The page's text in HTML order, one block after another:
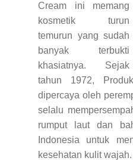
Cream ini memang
kosmetik turun
temurun yang sudah
banyak terbukti
khasiatnya. Sejak
tahun 1972,
dipercaya oleh
selalu
rumput laut dan
Indonesia untuk
kesehatan kulit